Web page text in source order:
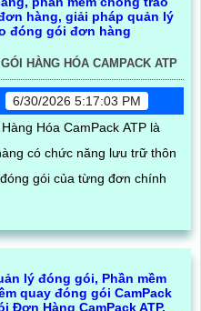
HÀNG HÓA CAMPACK ATP
6/30/2026 5:17:03 PM
Hóa CamPack ATP là
có chức năng lưu trữ thôn
gói của từng đơn chính